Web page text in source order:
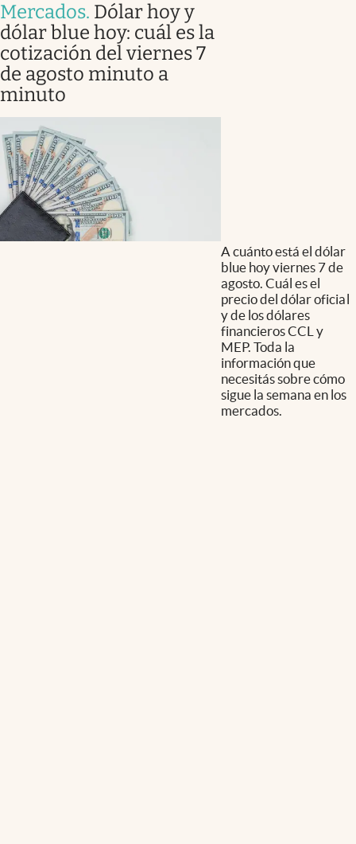
Mercados. Dólar hoy y
dólar blue hoy: cuál es la
cotización del viernes 7
de agosto minuto a
minuto
A cuánto está el dólar
blue hoy viernes 7 de
agosto. Cuál es el
precio del dólar oficial
y de los dólares
financieros CCL y
MEP. Toda la
información que
necesitás sobre cómo
sigue la semana en los
mercados.